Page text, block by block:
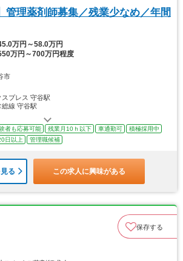
管理薬剤師募集／残業少なめ／年間
万円～58.0万円
万円～700万円程度
市
プレス 守谷駅
線 守谷駅
者も応募可能 残業月10ｈ以下 車通勤可
積極採用中
日以上 管理職候補
る この求人に興味がある
保存する